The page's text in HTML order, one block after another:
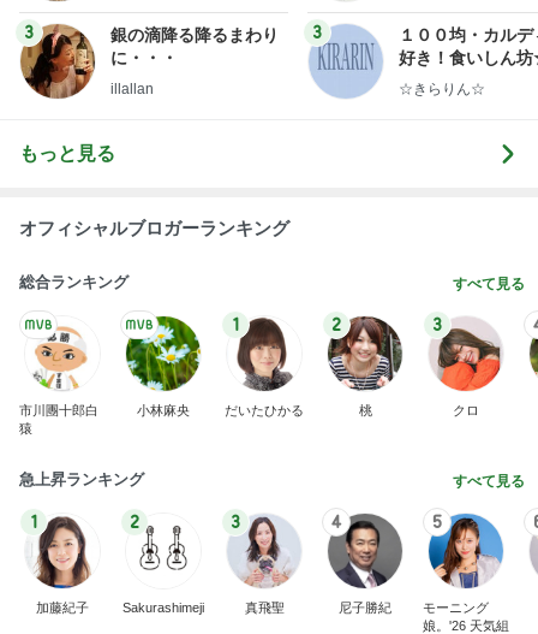
3
銀の滴降る降るまわり
に・・・
illallan
ンテリアのきろく
3
１００均・カルデ
好き！食いしん
らりん☆のブログ
☆きらりん☆
もっと見る
オフィシャルブロガーランキング
総合ランキング すべて見る
市川團十郎白
猿
小林麻央
1
だいたひかる
2
桃
3
クロ
急上昇ランキング すべて見る
1
加藤紀子
2
Sakurashimeji
3
真飛聖
4
尼子勝紀
5
モーニング
娘。'26 天気組